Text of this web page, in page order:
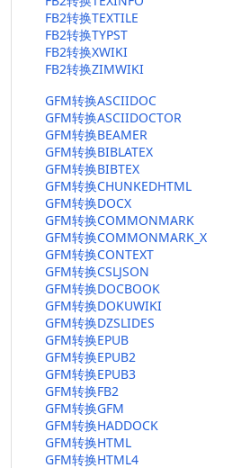
FB2转换TEXTILE
FB2转换TYPST
FB2转换XWIKI
FB2转换ZIMWIKI
GFM转换ASCIIDOC
GFM转换ASCIIDOCTOR
GFM转换BEAMER
GFM转换BIBLATEX
GFM转换BIBTEX
GFM转换CHUNKEDHTML
GFM转换DOCX
GFM转换COMMONMARK
GFM转换COMMONMARK_X
GFM转换CONTEXT
GFM转换CSLJSON
GFM转换DOCBOOK
GFM转换DOKUWIKI
GFM转换DZSLIDES
GFM转换EPUB
GFM转换EPUB2
GFM转换EPUB3
GFM转换FB2
GFM转换GFM
GFM转换HADDOCK
GFM转换HTML
GFM转换HTML4